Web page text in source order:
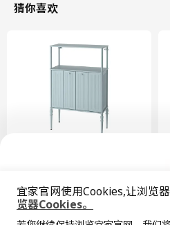
包装信息
此商品包含10个包装
603.400.49
高度 3
猜你喜欢
柜子, 83x36x128 厘米
599 00
¥ 599.00 ¥
宜家官网使用Cookies,让浏览器
览器Cookies。